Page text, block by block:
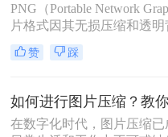
PNG（Portable Network
片格式因其无损压缩和透明
而广受欢迎，但有时候文件
会过大，影响网页加载速度
本文将介绍三种压缩PNG图
法，旨在帮助你在保持图像
提下减小文件大小。
赞 踩
在数字化时代，图片压缩已